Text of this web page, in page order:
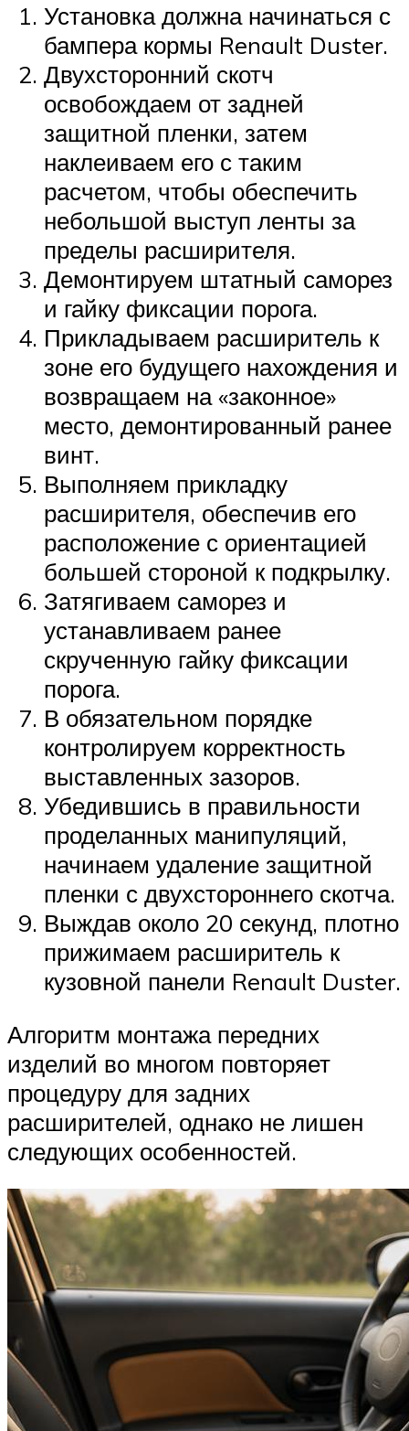
Установка должна начинаться с
бампера кормы Renault Duster.
Двухсторонний скотч
освобождаем от задней
защитной пленки, затем
наклеиваем его с таким
расчетом, чтобы обеспечить
небольшой выступ ленты за
пределы расширителя.
Демонтируем штатный саморез
и гайку фиксации порога.
Прикладываем расширитель к
зоне его будущего нахождения и
возвращаем на «законное»
место, демонтированный ранее
винт.
Выполняем прикладку
расширителя, обеспечив его
расположение с ориентацией
большей стороной к подкрылку.
Затягиваем саморез и
устанавливаем ранее
скрученную гайку фиксации
порога.
В обязательном порядке
контролируем корректность
выставленных зазоров.
Убедившись в правильности
проделанных манипуляций,
начинаем удаление защитной
пленки с двухстороннего скотча.
Выждав около 20 секунд, плотно
прижимаем расширитель к
кузовной панели Renault Duster.
Алгоритм монтажа передних
изделий во многом повторяет
процедуру для задних
расширителей, однако не лишен
следующих особенностей.